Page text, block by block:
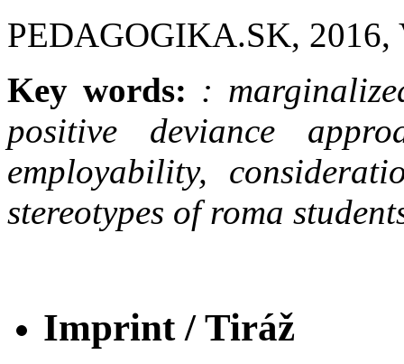
PEDAGOGIKA.SK, 2016,
Key words: :
positive deviance
employability,
stereotypes of roma
Imprint / Tiráž